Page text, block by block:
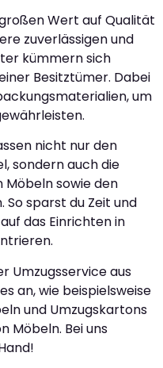
Wert auf Qualität
zuverlässigen und
kümmern sich
Besitztümer. Dabei
um
nicht nur den
sondern auch die
sowie den
sparst du Zeit und
das Einrichten in
Umzugsservice aus
an, wie beispielsweise
und Umzugskartons
Möbeln. Bei uns